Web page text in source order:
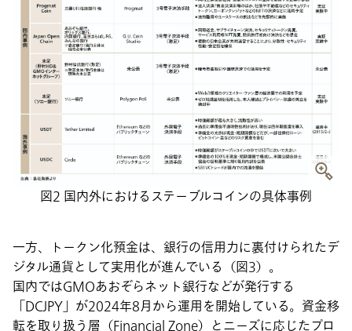
図2 国内外におけるステーブルコインの具体事例
一方、トークン化預金は、銀行の信用力に裏付けられたデ
ジタル通貨として実用化が進んでいる（図3）。
国内ではGMOあおぞらネット銀行などが発行する
「DCJPY」が2024年8月から運用を開始している。資金移
転を取り扱う層（Financial Zone）とニーズに応じたプロ